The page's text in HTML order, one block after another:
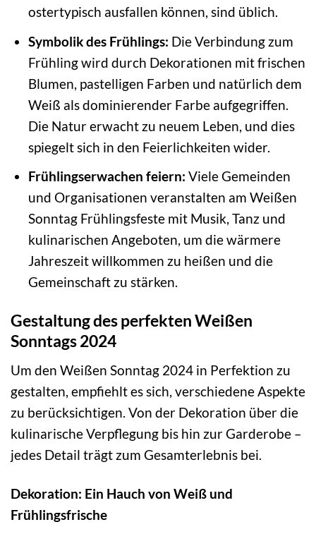
ostertypisch ausfallen können, sind üblich.
Symbolik des Frühlings: Die Verbindung zum
Frühling wird durch Dekorationen mit frischen
Blumen, pastelligen Farben und natürlich dem
Weiß als dominierender Farbe aufgegriffen.
Die Natur erwacht zu neuem Leben, und dies
spiegelt sich in den Feierlichkeiten wider.
Frühlingserwachen feiern: Viele Gemeinden
und Organisationen veranstalten am Weißen
Sonntag Frühlingsfeste mit Musik, Tanz und
kulinarischen Angeboten, um die wärmere
Jahreszeit willkommen zu heißen und die
Gemeinschaft zu stärken.
Gestaltung des perfekten Weißen
Sonntags 2024
Um den Weißen Sonntag 2024 in Perfektion zu
gestalten, empfiehlt es sich, verschiedene Aspekte
zu berücksichtigen. Von der Dekoration über die
kulinarische Verpflegung bis hin zur Garderobe –
jedes Detail trägt zum Gesamterlebnis bei.
Dekoration: Ein Hauch von Weiß und
Frühlingsfrische